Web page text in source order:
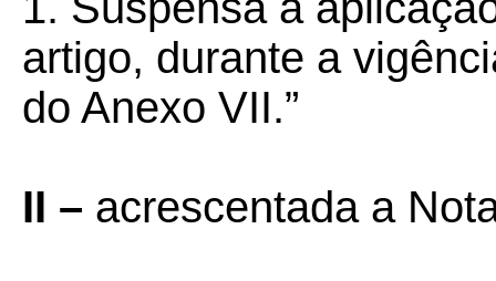
artigo, durante a
do Anexo VII.”
II – acrescentada a